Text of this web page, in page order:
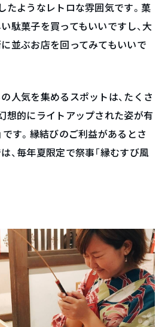
たようなレトロな雰囲気です。菓
駄菓子を買ってもいいですし、大
並ぶお店を回ってみてもいいで
人気を集めるスポットは、たくさ
想的にライトアップされた姿が有
です。縁結びのご利益があるとさ
、毎年夏限定で祭事「縁むすび風